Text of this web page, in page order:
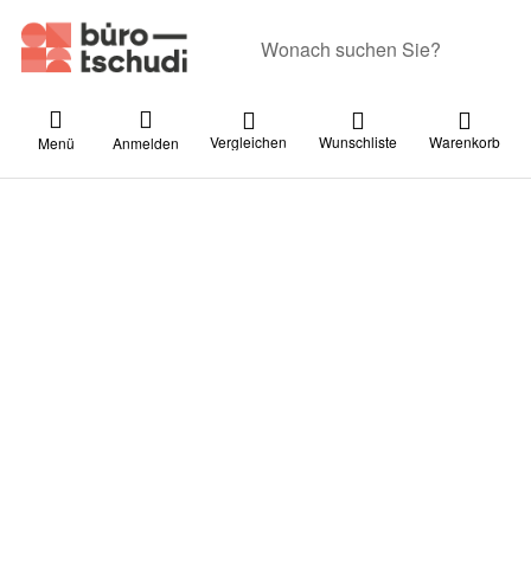
Menü Anmelden Vergleichen Wunschliste Warenkorb